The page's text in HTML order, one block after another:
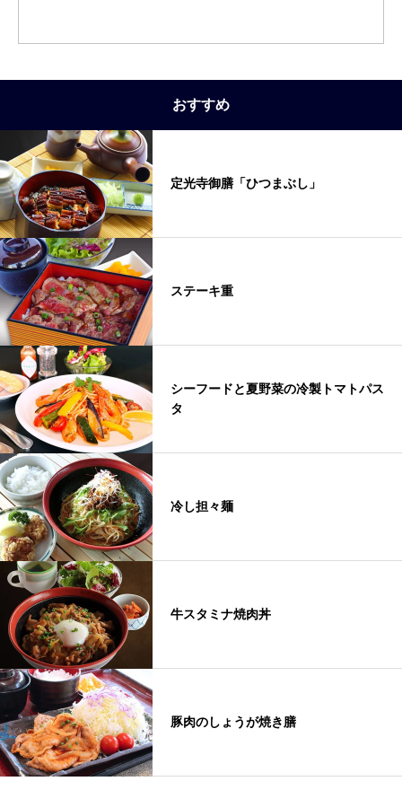
おすすめ
定光寺御膳「ひつまぶし」
ステーキ重
シーフードと夏野菜の冷製トマトパス
タ
冷し担々麺
牛スタミナ焼肉丼
豚肉のしょうが焼き膳